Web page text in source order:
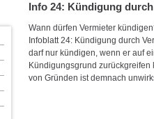
Info 24: Kündigung
Wann dürfen Vermieter
Infoblatt 24: Kündigung durch
darf nur kündigen, wenn er auf
Kündigungsgrund
von Gründen ist demnach